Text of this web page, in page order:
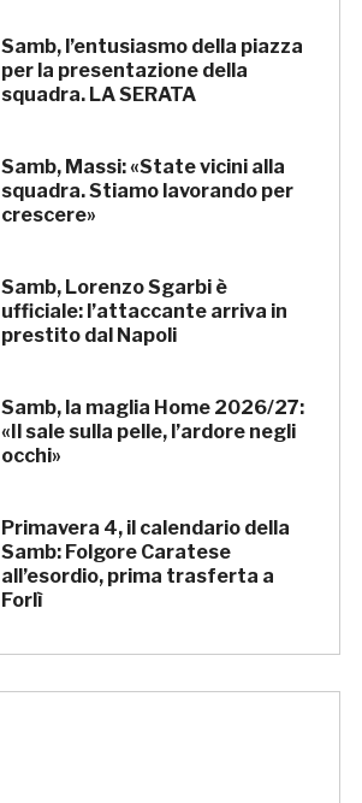
Samb, l’entusiasmo della piazza
per la presentazione della
squadra. LA SERATA
Samb, Massi: «State vicini alla
squadra. Stiamo lavorando per
crescere»
Samb, Lorenzo Sgarbi è
ufficiale: l’attaccante arriva in
prestito dal Napoli
Samb, la maglia Home 2026/27:
«Il sale sulla pelle, l’ardore negli
occhi»
Primavera 4, il calendario della
Samb: Folgore Caratese
all’esordio, prima trasferta a
Forlì